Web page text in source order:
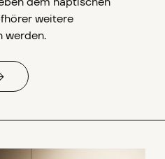
weitere
werden.